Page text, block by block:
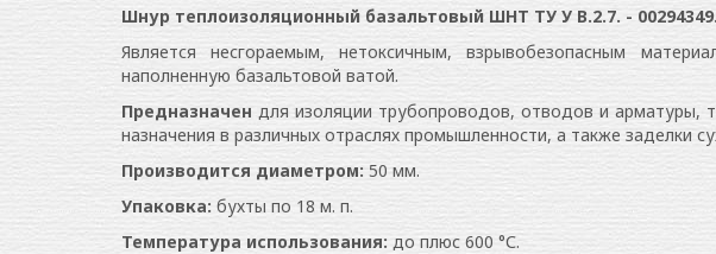
Шнур теплоизоляционный базальтовый ШНТ ТУ У В.2.7. -
Является несгораемым, нетоксичным, взрывобезопасным
наполненную базальтовой ватой.
Предназначен для изоляции трубопроводов, отводов и арматуры,
назначения в различных отраслях промышленности, а также заделки
Производится диаметром: 50 мм.
Упаковка: бухты по 18 м. п.
Температура использования: до плюс 600 °С.